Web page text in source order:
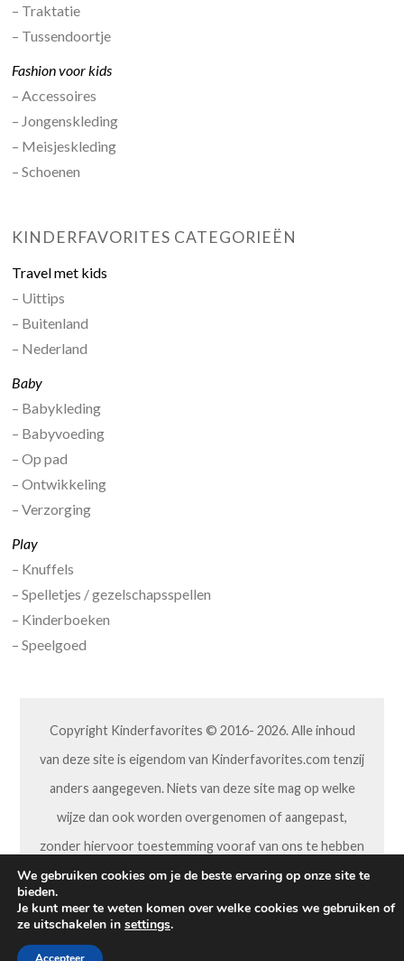
– Traktatie
– Tussendoortje
Fashion voor kids
– Accessoires
– Jongenskleding
– Meisjeskleding
– Schoenen
KINDERFAVORITES CATEGORIEËN
Travel met kids
– Uittips
– Buitenland
– Nederland
Baby
– Babykleding
– Babyvoeding
– Op pad
– Ontwikkeling
– Verzorging
Play
– Knuffels
– Spelletjes / gezelschapsspellen
– Kinderboeken
– Speelgoed
Copyright Kinderfavorites © 2016- 2026. Alle inhoud
van deze site is eigendom van Kinderfavorites.com tenzij
anders aangegeven. Niets van deze site mag op welke
wijze dan ook worden overgenomen of aangepast,
zonder hiervoor toestemming vooraf van ons te hebben
gekregen.
We gebruiken cookies om je de beste ervaring op onze site te
bieden.
Je kunt meer te weten komen over welke cookies we gebruiken of
ze uitschakelen in settings.